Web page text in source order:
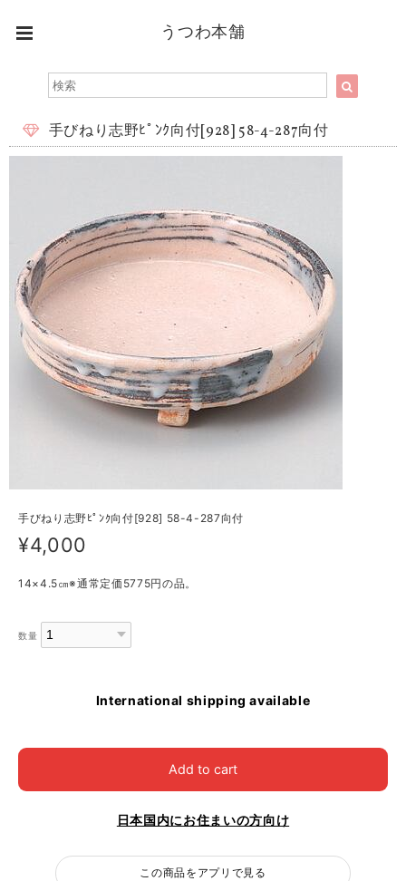
うつわ本舗
手びねり志野ﾋﾟﾝｸ向付[928] 58-4-287向付
手びねり志野ﾋﾟﾝｸ向付[928] 58-4-287向付
¥4,000
14×4.5㎝※通常定価5775円の品。
数量
International shipping available
Add to cart
日本国内にお住まいの方向け
この商品をアプリで見る